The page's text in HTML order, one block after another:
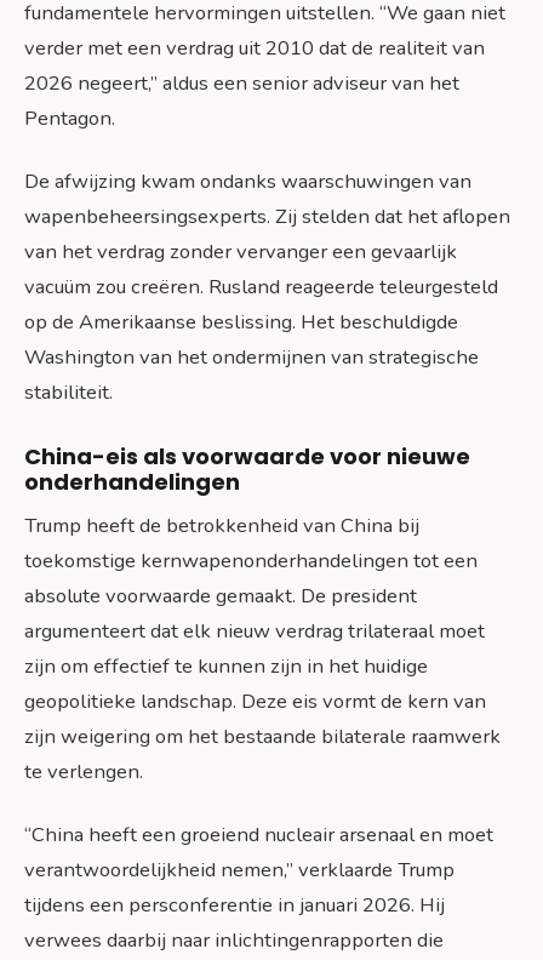
fundamentele hervormingen uitstellen. “We gaan niet
verder met een verdrag uit 2010 dat de realiteit van
2026 negeert,” aldus een senior adviseur van het
Pentagon.
De afwijzing kwam ondanks waarschuwingen van
wapenbeheersingsexperts. Zij stelden dat het aflopen
van het verdrag zonder vervanger een gevaarlijk
vacuüm zou creëren. Rusland reageerde teleurgesteld
op de Amerikaanse beslissing. Het beschuldigde
Washington van het ondermijnen van strategische
stabiliteit.
China-eis als voorwaarde voor nieuwe
onderhandelingen
Trump heeft de betrokkenheid van China bij
toekomstige kernwapenonderhandelingen tot een
absolute voorwaarde gemaakt. De president
argumenteert dat elk nieuw verdrag trilateraal moet
zijn om effectief te kunnen zijn in het huidige
geopolitieke landschap. Deze eis vormt de kern van
zijn weigering om het bestaande bilaterale raamwerk
te verlengen.
“China heeft een groeiend nucleair arsenaal en moet
verantwoordelijkheid nemen,” verklaarde Trump
tijdens een persconferentie in januari 2026. Hij
verwees daarbij naar inlichtingenrapporten die